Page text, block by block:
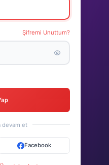
Şifremi Unuttum?
devam et
Facebook